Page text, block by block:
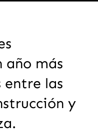
año más
entre las
y